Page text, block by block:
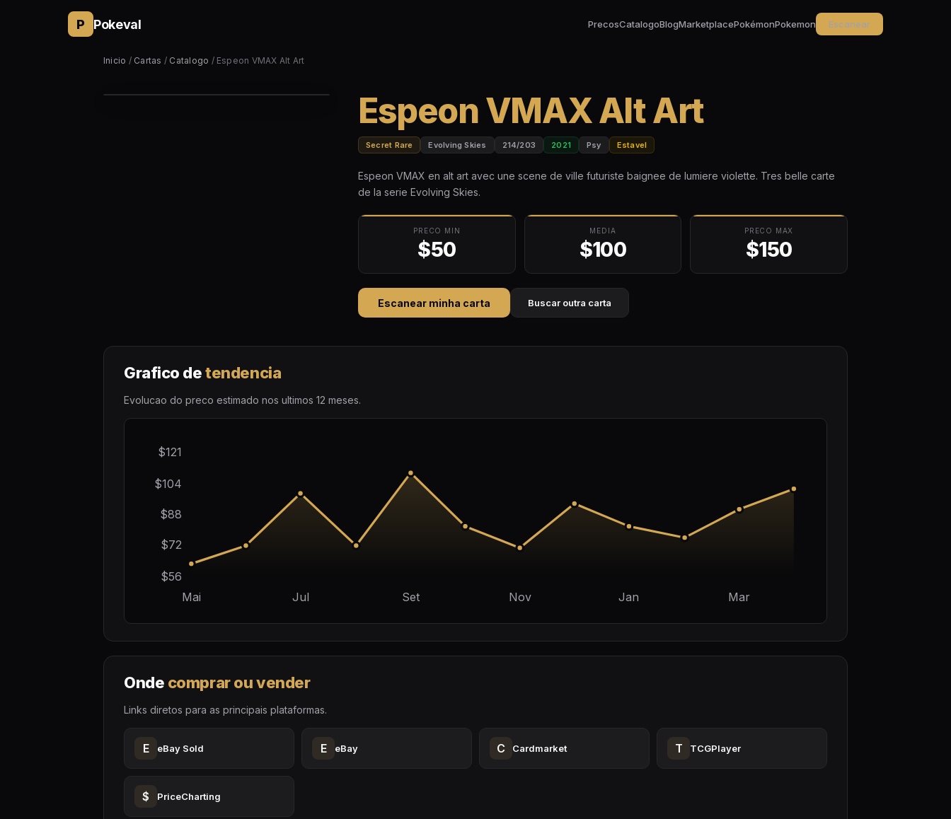
P Pokeval PrecosCatalogoBlogMarketplacePokémonPokemon Escanear
Inicio / Cartas / Catalogo / Espeon VMAX Alt Art
Espeon VMAX Alt Art
Secret Rare Evolving Skies 214/203 2021 Psy Estavel
Espeon VMAX en alt art avec une scene de ville futuriste baignee de lumiere violette. Tres belle carte
de la serie Evolving Skies.
PRECO MIN
$50
MEDIA
$100
PRECO MAX
$150
Escanear minha carta Buscar outra carta
Grafico detendencia
Evolucao do preco estimado nos ultimos 12 meses.
$56
$72
$88
$104
$121
Mai Jul Set Nov Jan Mar
Onde comprar ou vender
Links diretos para as principais plataformas.
E eBay Sold E eBay C Cardmarket T TCGPlayer
$ PriceCharting